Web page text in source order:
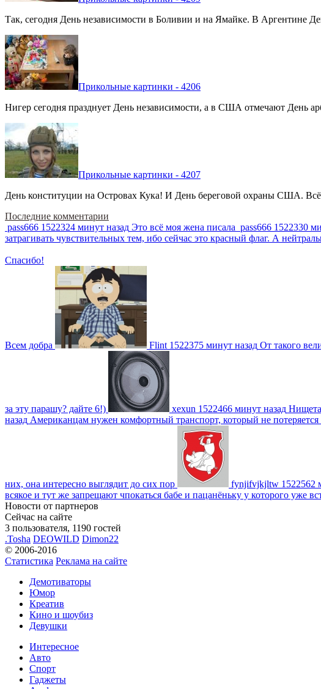
Так, сегодня День независимости в Боливии и на Ямайке. В Аргентине
Прикольные картинки - 4206
Нигер сегодня празднует День независимости, а в США отмечают День
Прикольные картинки - 4207
День конституции на Островах Кука! И День береговой охраны США.
Последние комментарии
pass666 1522324 минут назад Это всё моя жена писала pass666 1522330
затрагивать чувствительных тем, ибо сейчас это красный флаг. А
Спасибо!
Всем добра Flint 1522375 минут назад От такого
за эту парашу? дайте 6!) xexun 1522466 минут назад
назад Американцам нужен комфортный транспорт, который не потеряется
них, она интересно выглядит до сих пор fynjifvjkjltw 1522562
всякое и тут же запрещают чпокаться бабе и пацанёньку у которого уже
Новости от партнеров
Сейчас на сайте
3 пользователя, 1190 гостей
.Tosha DEOWILD Dimon22
© 2006-2016
Статистика Реклама на сайте
Демотиваторы
Юмор
Креатив
Кино и шоубиз
Девушки
Интересное
Авто
Спорт
Гаджеты